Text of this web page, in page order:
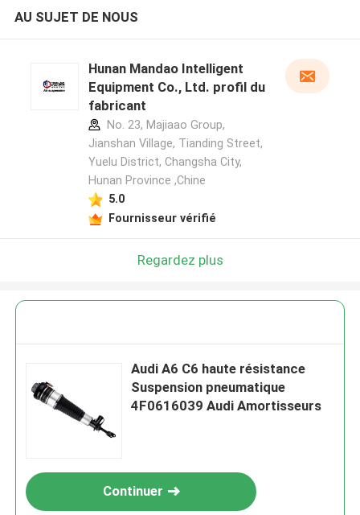
AU SUJET DE NOUS
Hunan Mandao Intelligent
Equipment Co., Ltd. profil du
fabricant
No. 23, Majiaao Group,
Jianshan Village, Tianding Street,
Yuelu District, Changsha City,
Hunan Province ,Chine
5.0
Fournisseur vérifié
Regardez plus
Audi A6 C6 haute résistance
Suspension pneumatique
4F0616039 Audi Amortisseurs
Continuer